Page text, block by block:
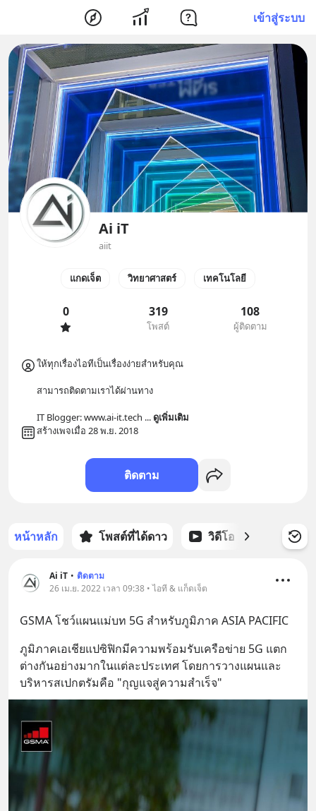
เข้าสู่ระบบ
Ai iT
aiit
แกดเจ็ต วิทยาศาสตร์ เทคโนโลยี
0 319
โพสต์
108
ผู้ติดตาม
ให้ทุกเรื่องไอทีเป็นเรื่องง่ายสำหรับคุณ
สามารถติดตามเราได้ผ่านทาง
IT Blogger: www.ai-it.tech ... ดูเพิ่มเติม
สร้างเพจเมื่อ 28 พ.ย. 2018
ติดตาม
หน้าหลัก โพสต์ที่ได้ดาว วิดีโอ พอดแ
Ai iT • ติดตาม
26 เม.ย. 2022 เวลา 09:38 • ไอที & แก็ดเจ็ต
GSMA โชว์แผนแม่บท 5G สำหรับภูมิภาค ASIA PACIFIC
ภูมิภาคเอเชียแปซิฟิกมีความพร้อมรับเครือข่าย 5G แตก
ต่างกันอย่างมากในแต่ละประเทศ โดยการวางแผนและ
บริหารสเปกตรัมคือ "กุญแจสู่ความสำเร็จ"